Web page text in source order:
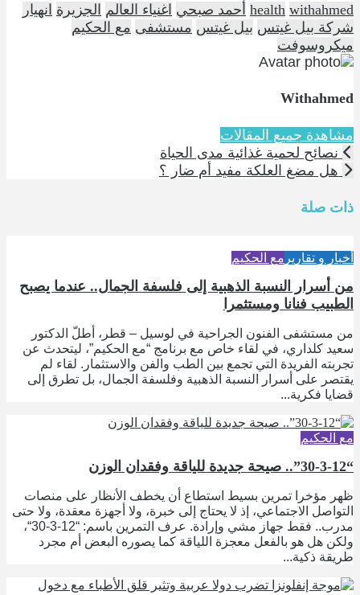
health withahmed أحمد صبحي اغنياء العالم الجزيرة انهيار
شركة بيل غيتس بيل غيتس مستشفى مع الحكيم
ميكروسوفت
Withahmed
مشاهدة جميع المقالات
نصائح لحمية غذائية مدى الحياة
هل مضغ العلكة مفيد أم ضار ؟
ذات صلة
أخبار و تقارير مع الحكيم
من أسرار النسبة الذهبية إلى فلسفة الجمال.. عندما يصبح
الطبيب فنانا ومستثمرا
من مستشفى الفنون الجراحية في لوسيل – قطر، أطلّ الدكتور
سعيد كلداري، في لقاء خاص مع برنامج “مع الحكيم”، ليتحدث عن
تجربته الفريدة التي تجمع بين الطب والفن والاستثمار. لقاء لم
يقتصر على أسرار النسبة الذهبية وفلسفة الجمال، بل تطرق إلى
قضايا فكرية...
مع الحكيم
“30-3-12”.. صيحة جديدة للياقة وفقدان الوزن
ظهر مؤخرا تمرين بسيط استطاع أن يخطف الأنظار على منصات
التواصل الاجتماعي، إذ لا يحتاج إلى خبرة، ولا أجهزة معقدة، ولا حتى
مدرب.. فقط جهاز مشي وإرادة. عرف التمرين باسم: “12-3-30“،
ولكن هل هو بالفعل معجزة اللياقة كما يصوره البعض أم مجرد
طريقة ذكية...